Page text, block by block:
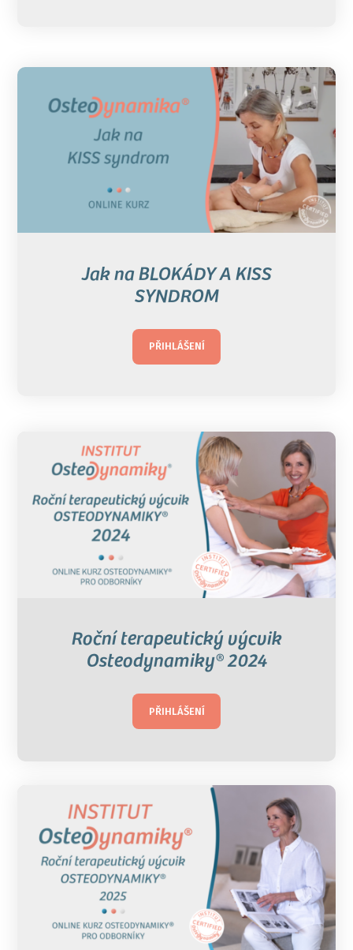
Jak na BLOKÁDY A KISS
SYNDROM
PŘIHLÁŠENÍ
Roční terapeutický výcvik
Osteodynamiky® 2024
PŘIHLÁŠENÍ